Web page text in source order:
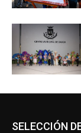
SELECCIÓN